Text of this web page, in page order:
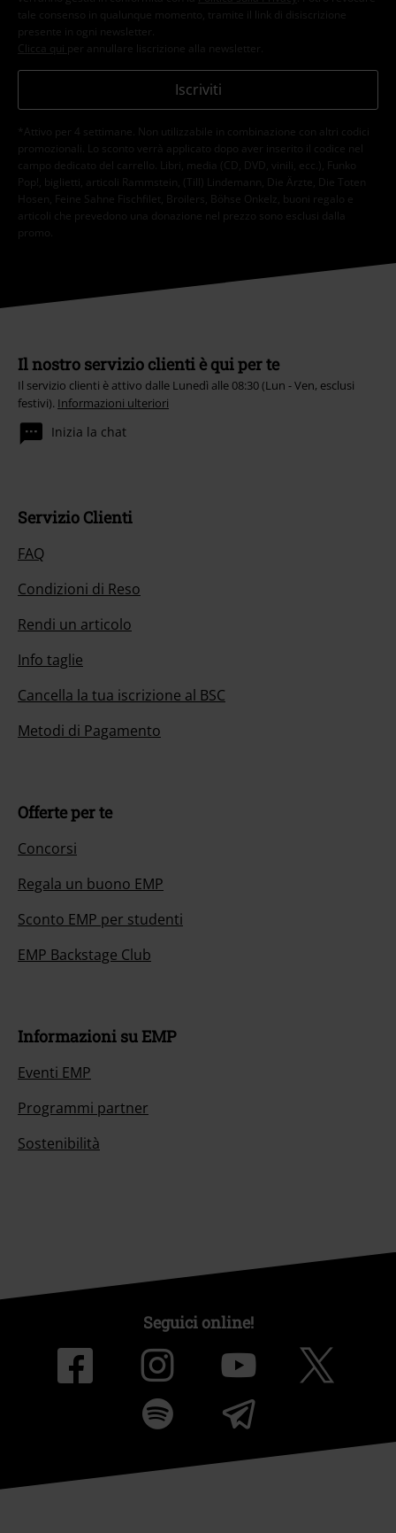
tale consenso in qualunque momento, tramite il link di disiscrizione
presente in ogni newsletter.
Clicca qui per annullare liscrizione alla newsletter.
Iscriviti
*Attivo per 4 settimane. Non utilizzabile in combinazione con altri codici
promozionali. Lo sconto verrà applicato dopo aver inserito il codice nel
campo dedicato del carrello. Libri, media (CD, DVD, vinili, ecc.), Funko
Pop!, biglietti, articoli Rammstein, (Till) Lindemann, Die Ärzte, Die Toten
Hosen, Feine Sahne Fischfilet, Broilers, Böhse Onkelz, buoni regalo e
articoli che prevedono una donazione nel prezzo sono esclusi dalla
promo.
Il nostro servizio clienti è qui per te
Il servizio clienti è attivo dalle Lunedì alle 08:30 (Lun - Ven, esclusi
festivi). Informazioni ulteriori
Inizia la chat
Servizio Clienti
FAQ
Condizioni di Reso
Rendi un articolo
Info taglie
Cancella la tua iscrizione al BSC
Metodi di Pagamento
Offerte per te
Concorsi
Regala un buono EMP
Sconto EMP per studenti
EMP Backstage Club
Informazioni su EMP
Eventi EMP
Programmi partner
Sostenibilità
Seguici online!